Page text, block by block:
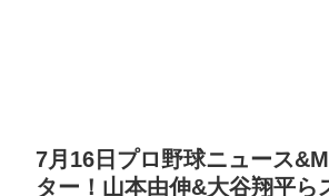
7月16日プロ野球ニュース
ター！山本由伸&大谷翔平ら